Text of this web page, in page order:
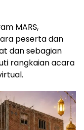
MARS,
peserta dan
dan sebagian
rangkaian acara